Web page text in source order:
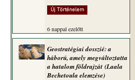
Új Történelem
6 nappal ezelőtt
Geostratégiai dosszié: a
háború, amely megváltoztatta
a hatalom földrajzát (Laala
Bechetoula elemzése)